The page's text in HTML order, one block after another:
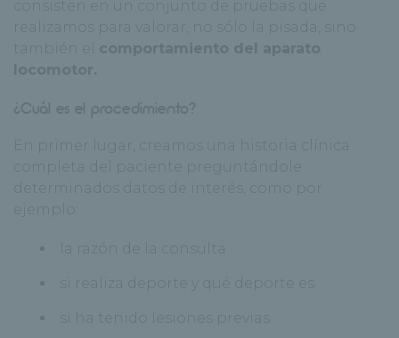
consisten en un conjunto de pruebas que
realizamos para valorar, no sólo la pisada, sino
también el
comportamiento del aparato
locomotor.
¿Cuál es el procedimiento?
En primer lugar, creamos una historia clínica
completa del paciente preguntándole
determinados datos de interés, como por
ejemplo:
la razón de la consulta
si realiza deporte y qué deporte es
si ha tenido lesiones previas